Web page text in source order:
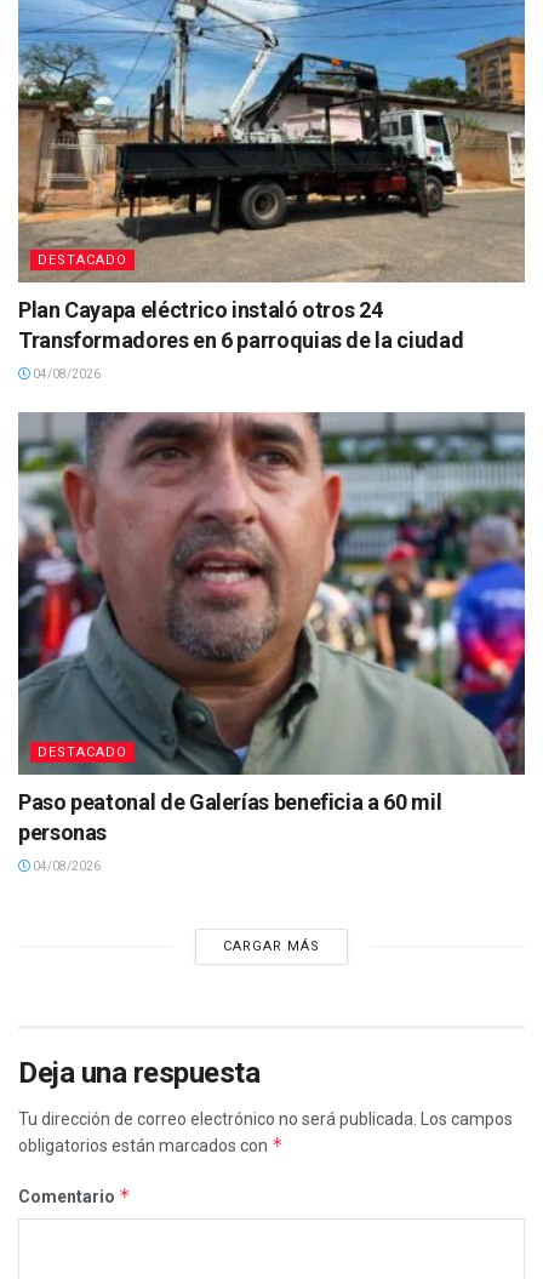
DESTACADO
Plan Cayapa eléctrico instaló otros 24
Transformadores en 6 parroquias de la ciudad
04/08/2026
DESTACADO
Paso peatonal de Galerías beneficia a 60 mil
personas
04/08/2026
CARGAR MÁS
Deja una respuesta
Tu dirección de correo electrónico no será publicada.
Los campos
obligatorios están marcados con *
Comentario *